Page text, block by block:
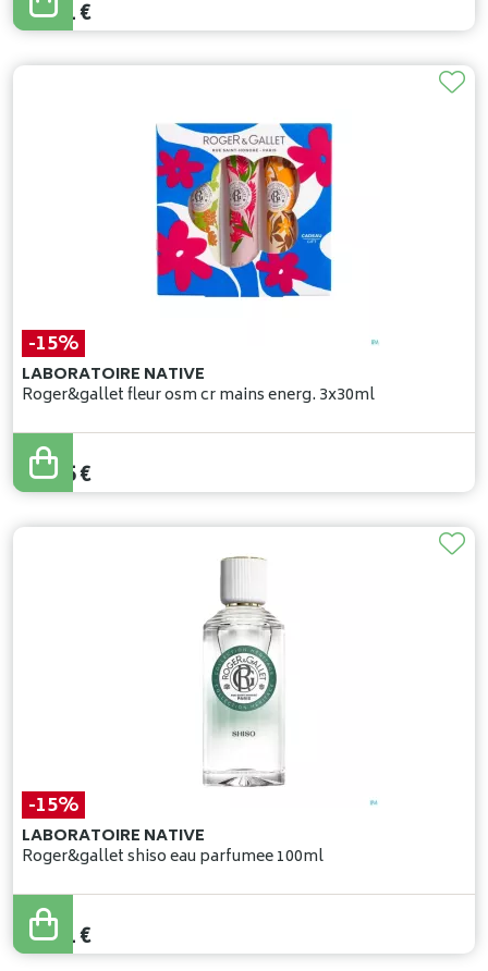
33,91€
-15%
LABORATOIRE NATIVE
Roger&gallet fleur osm cr mains energ. 3x30ml
17,00
14,45€
-15%
LABORATOIRE NATIVE
Roger&gallet shiso eau parfumee 100ml
39,90
33,91€